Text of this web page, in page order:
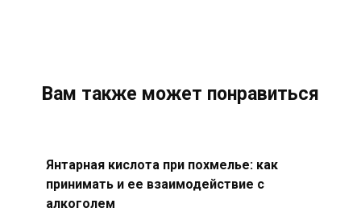
Вам также может понравиться
Янтарная кислота при похмелье: как
принимать и ее взаимодействие с
алкоголем